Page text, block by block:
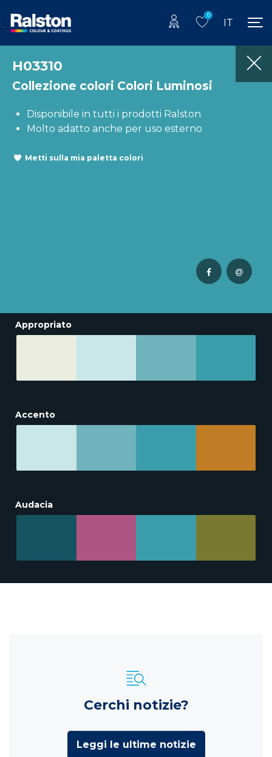
0
IT
H03310
Collezione colori Colori Luminosi
Disponibile in tutti i prodotti Ralston
Molto adatto anche per uso esterno
Metti sulla mia paletta colori
Appropriato
Accento
Audacia
Cerchi notizie?
Leggi le ultime notizie